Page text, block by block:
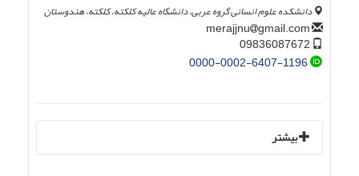
دانشکده علوم انسانی گروه عربی، دانشگاه عالیه کلکته، کلکته، هندوستان
gmail.com
0000-0002-6407-1196
بیشتر